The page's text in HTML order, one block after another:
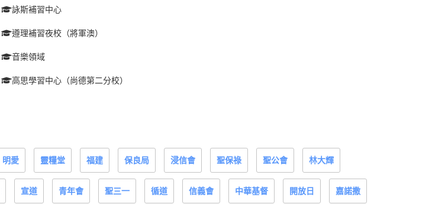
詠斯補習中心
遵理補習夜校（將軍澳）
音樂領域
高思學習中心（尚德第二分校）
明愛 靈糧堂 福建 保良局 浸信會 聖保祿 聖公會 林大輝
宣道 青年會 聖三一 循道 信義會 中華基督 開放日 嘉諾撒